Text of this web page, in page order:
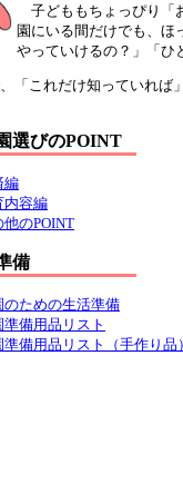
子どももちょっぴり「
園にいる間だけでも、
やっていけるの？」「ひ
「これだけ知っていれば
選びのPOINT
編
内容編
他のPOINT
備
のための生活準備
準備用品リスト
準備用品リスト（手作り品